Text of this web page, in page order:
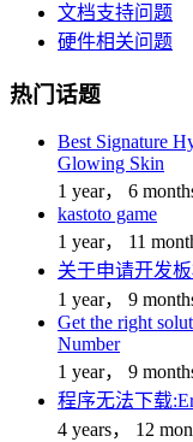
文档支持问题
硬件相关问题
热门话题
Best Signature
Glowing Skin
1 year， 6
kastoto game
1 year， 11
关于申请开发
1 year， 9
Get the right
Number
1 year， 9
程序无法下载
4 years， 12